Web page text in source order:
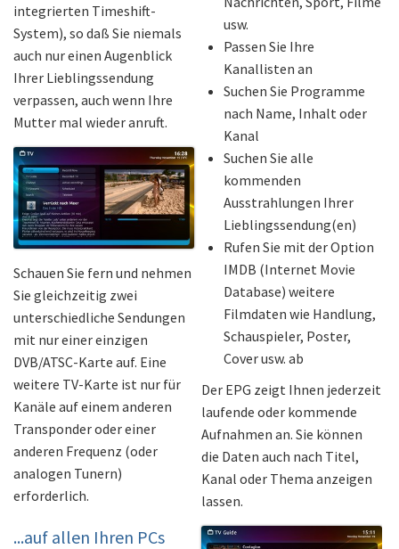
integrierten Timeshift-
System), so daß Sie niemals
auch nur einen Augenblick
Ihrer Lieblingssendung
verpassen, auch wenn Ihre
Mutter mal wieder anruft.
Schauen Sie fern und nehmen
Sie gleichzeitig zwei
unterschiedliche Sendungen
mit nur einer einzigen
DVB/ATSC-Karte auf. Eine
weitere TV-Karte ist nur für
Kanäle auf einem anderen
Transponder oder einer
anderen Frequenz (oder
analogen Tunern)
erforderlich.
...auf allen Ihren PCs
usw.
Passen Sie Ihre
Kanallisten an
Suchen Sie Programme
nach Name, Inhalt oder
Kanal
Suchen Sie alle
kommenden
Ausstrahlungen Ihrer
Lieblingssendung(en)
Rufen Sie mit der Option
IMDB (Internet Movie
Database) weitere
Filmdaten wie Handlung,
Schauspieler, Poster,
Cover usw. ab
Der EPG zeigt Ihnen jederzeit
laufende oder kommende
Aufnahmen an. Sie können
die Daten auch nach Titel,
Kanal oder Thema anzeigen
lassen.